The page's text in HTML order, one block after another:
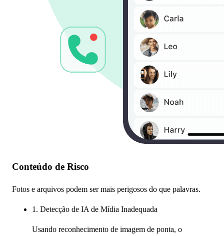
Conteúdo de Risco
Fotos e arquivos podem ser mais perigosos do que palavras.
1. Detecção de IA de Mídia Inadequada
Usando reconhecimento de imagem de ponta, o